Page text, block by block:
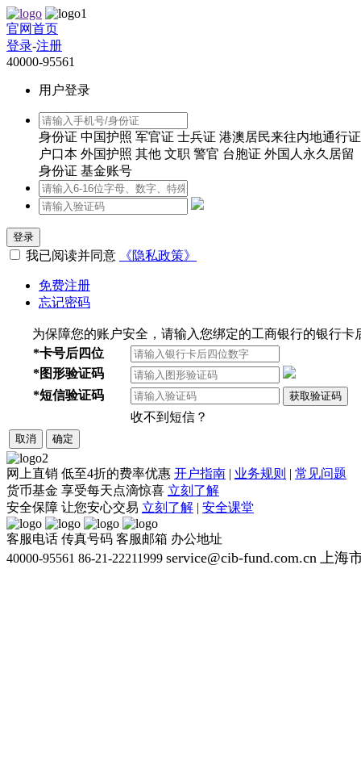
官网首页
登录-注册
40000-95561
用户登录
身份证 中国护照 军官证 士兵证 港澳居民来往内地通行证
户口本 外国护照 其他 文职 警官 台胞证 外国人永久居留
身份证 基金账号
登录
我已阅读并同意 《隐私政策》
免费注册
忘记密码
为保障您的账户安全，请输入您绑定的工商银行的银行卡
*卡号后四位
*图形验证码
*短信验证码 获取验证码
收不到短信？
取消 确定
网上直销 低至4折的费率优惠 开户指南 | 业务规则 | 常见问题
货币基金 享受每天点滴惊喜 立刻了解
安全保障 让您安心交易 立刻了解 | 安全课堂
客服电话 传真号码 客服邮箱 办公地址
40000-95561 86-21-22211999 service@cib-fund.com.cn 上海